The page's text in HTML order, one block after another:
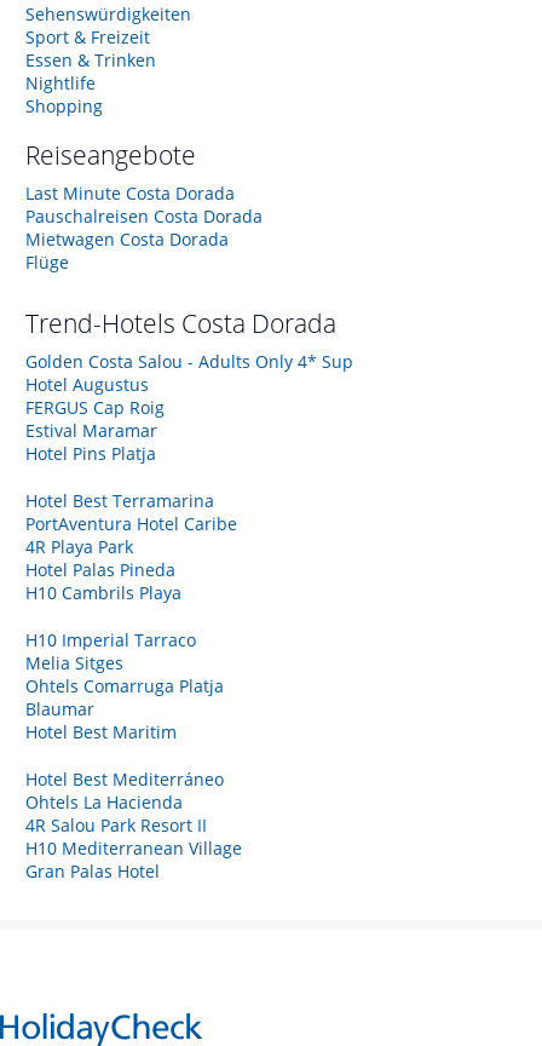
Sehenswürdigkeiten
Sport & Freizeit
Essen & Trinken
Nightlife
Shopping
Reiseangebote
Last Minute Costa Dorada
Pauschalreisen Costa Dorada
Mietwagen Costa Dorada
Flüge
Trend-Hotels Costa Dorada
Golden Costa Salou - Adults Only 4* Sup
Hotel Augustus
FERGUS Cap Roig
Estival Maramar
Hotel Pins Platja
Hotel Best Terramarina
PortAventura Hotel Caribe
4R Playa Park
Hotel Palas Pineda
H10 Cambrils Playa
H10 Imperial Tarraco
Melia Sitges
Ohtels Comarruga Platja
Blaumar
Hotel Best Maritim
Hotel Best Mediterráneo
Ohtels La Hacienda
4R Salou Park Resort II
H10 Mediterranean Village
Gran Palas Hotel